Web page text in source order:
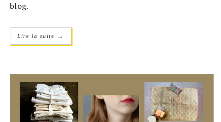
blog.
Lire la suite →